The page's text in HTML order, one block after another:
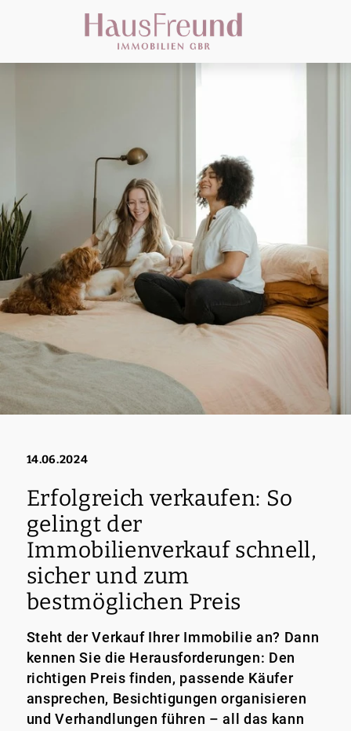
14.06.2024
Erfolgreich verkaufen: So
gelingt der
Immobilienverkauf schnell,
sicher und zum
bestmöglichen Preis
Steht der Verkauf Ihrer Immobilie an? Dann
kennen Sie die Herausforderungen: Den
richtigen Preis finden, passende Käufer
ansprechen, Besichtigungen organisieren
und Verhandlungen führen – all das kann